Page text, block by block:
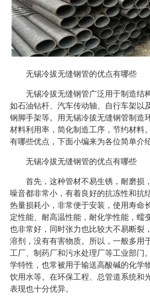
无锡冷拔无缝钢管的优点有哪些
无锡冷拔无缝钢管广泛用于制造结构
如石油钻杆、汽车传动轴、自行车架以
钢脚手架等。用无锡冷拔无缝钢管制造
材料利用率，简化制造工序，节约材料
有哪些优点，下面小编来为各位简单介
无锡冷拔无缝钢管的优点有哪些
首先，这种管材不易生锈，耐磨损
噪音都非常小，有着良好的抗冻性和抗
热量损耗小，非常便于安装，使用寿命
定性能、耐高温性能，耐化学性能，蠕
也非常好，同时张力也比较大不易断裂
溶剂，没有有害物质。所以，一般多用
工厂、制药厂和污水处理厂等工业部门
学特性，也常被用于输送高酸碱的化学
饮用水等。在环保工程、总管道系统和
表现也十分优异。